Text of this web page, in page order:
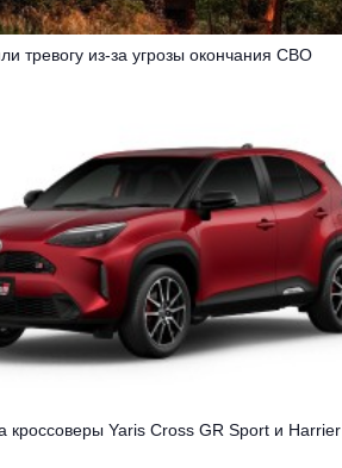
тревогу из-за угрозы окончания СВО
кроссоверы Yaris Cross GR Sport и Harrier